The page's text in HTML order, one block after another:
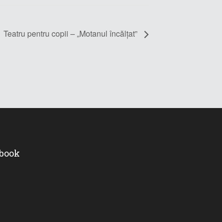
Teatru pentru copii – „Motanul încălțat”